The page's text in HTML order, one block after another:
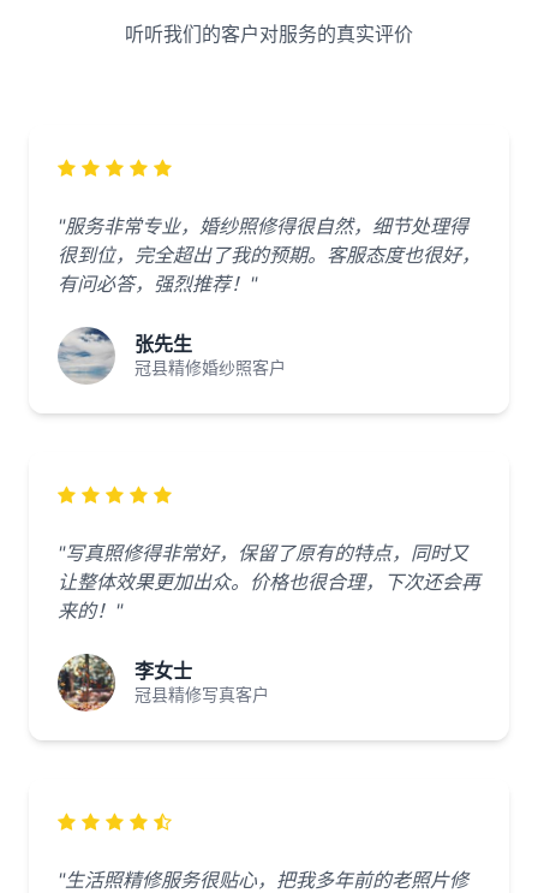
听听我们的客户对服务的真实评价
"服务非常专业，婚纱照修得很自然，细节处理得
很到位，完全超出了我的预期。客服态度也很好，
有问必答，强烈推荐！"
张先生
冠县精修婚纱照客户
"写真照修得非常好，保留了原有的特点，同时又
让整体效果更加出众。价格也很合理，下次还会再
来的！"
李女士
冠县精修写真客户
"生活照精修服务很贴心，把我多年前的老照片修